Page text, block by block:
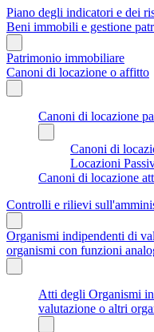
Piano degli indicatori e dei
Beni immobili e gestione
Patrimonio immobiliare
Canoni di locazione o affitto
Canoni di locazione
Canoni di
Locazioni
Canoni di locazione
Controlli e rilievi
Organismi indipendenti di
organismi con funzioni
Atti degli Organismi
valutazione o altri